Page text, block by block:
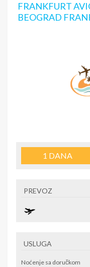
FRANKFURT
BEOGRAD
1 DANA
PREVOZ
USLUGA
Noćenje sa doručkom